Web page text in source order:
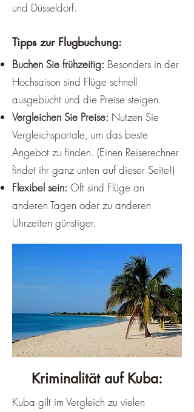
und Düsseldorf.
Tipps zur Flugbuchung:
Buchen Sie frühzeitig: Besonders in der
Hochsaison sind Flüge schnell
ausgebucht und die Preise steigen.
Vergleichen Sie Preise: Nutzen Sie
Vergleichsportale, um das beste
Angebot zu finden. (Einen Reiserechner
findet ihr ganz unten auf dieser Seite!)
Flexibel sein: Oft sind Flüge an
anderen Tagen oder zu anderen
Uhrzeiten günstiger.
Kriminalität auf Kuba:
Kuba gilt im Vergleich zu vielen